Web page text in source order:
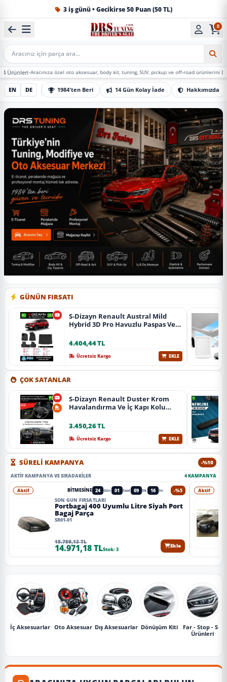
1984'ten beri Türkiye’nin en büyük oto aksesuar ve tuning
0
Mobil Arama
Aracınıza özel oto aksesuar, body kit, tuning, SUV, pickup ve off-road ürünlerini DRS
EN DE 1984'ten Beri 14 Gün Kolay İade Hakkımızda
GÜNÜN FIRSATI
S-Dizayn Renault Austral Mild
Hybrid 3D Pro Havuzlu Paspas Ve
Üzeri A+ Kalite
4.404,44 TL
Ücretsiz Kargo EKLE
ÇOK SATANLAR
S-Dizayn Renault Duster Krom
Havalandırma Ve İç Kapı Kolu
Krom) A+ Kalite
3.450,26 TL
Ücretsiz Kargo EKLE
SÜRELİ KAMPANYA -%10
AKTIF KAMPANYA VE SIRADAKILER 4 KAMPANYA
-%5
Aktif BITMESINE 24 Gün 01 Saat 09 Dk 14 Sn
SON GÜN FIRSATLARI
Portbagaj 400 Uyumlu Litre Siyah Port
Bagaj Parça
SR01-01
15.759,13 TL
14.971,18 TLStok: 3
Ekle
Aktif
İç Aksesuarlar Oto Aksesuar Dış Aksesuarlar Dönüşüm Kiti
Far - Stop - Sis
Ürünleri